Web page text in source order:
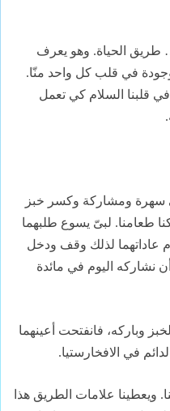
طريق الحياة. وهو يعرف
في قلب كل واحد منّا.
قلبنا السلام كي تعمل
سهرة ومشاركة وكسر خبز
طعامنا. لبىّ يسوع طلبهما
عاداتهما لذلك وقف ودخل
نشاركه اليوم في مائدة
وباركه، فانفتحت أعينهما
الدائم في الافخارستيا.
ويعطينا علامات الطريق هذا